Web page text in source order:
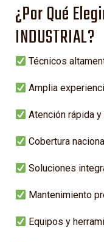
¿Por Qué
INDUSTRIAL?
Técnicos
Amplia
Atención rápida
Cobertura
Soluciones
Mantenimiento
Equipos y